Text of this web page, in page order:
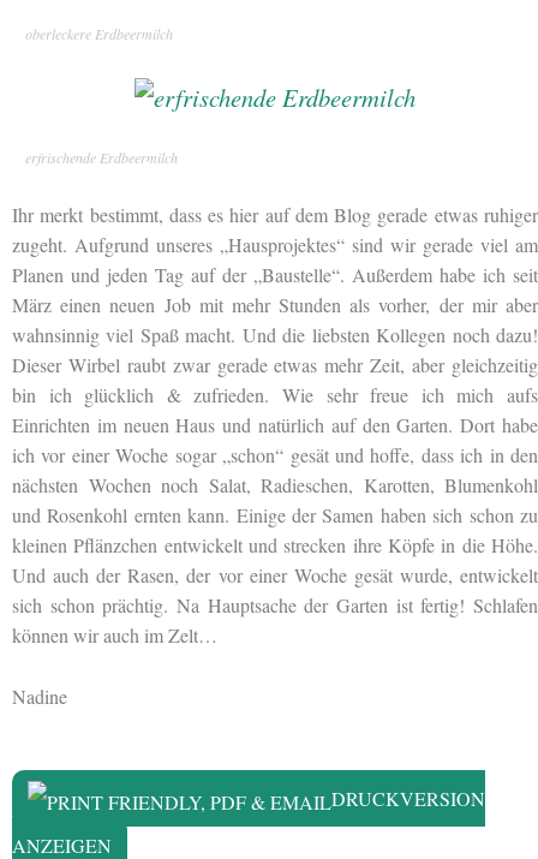
oberleckere Erdbeermilch
erfrischende Erdbeermilch
Ihr merkt bestimmt, dass es hier auf dem Blog gerade etwas ruhiger
zugeht. Aufgrund unseres „Hausprojektes“ sind wir gerade viel am
Planen und jeden Tag auf der „Baustelle“. Außerdem habe ich seit
März einen neuen Job mit mehr Stunden als vorher, der mir aber
wahnsinnig viel Spaß macht. Und die liebsten Kollegen noch dazu!
Dieser Wirbel raubt zwar gerade etwas mehr Zeit, aber gleichzeitig
bin ich glücklich & zufrieden. Wie sehr freue ich mich aufs
Einrichten im neuen Haus und natürlich auf den Garten. Dort habe
ich vor einer Woche sogar „schon“ gesät und hoffe, dass ich in den
nächsten Wochen noch Salat, Radieschen, Karotten, Blumenkohl
und Rosenkohl ernten kann. Einige der Samen haben sich schon zu
kleinen Pflänzchen entwickelt und strecken ihre Köpfe in die Höhe.
Und auch der Rasen, der vor einer Woche gesät wurde, entwickelt
sich schon prächtig. Na Hauptsache der Garten ist fertig! Schlafen
können wir auch im Zelt…
Nadine
DRUCKVERSION
ANZEIGEN